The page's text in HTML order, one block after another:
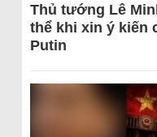
Thủ tướng Lê
thể khi xin ý kiến
Putin